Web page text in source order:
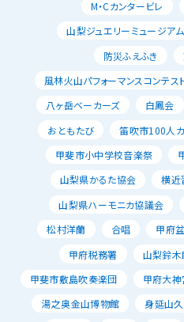
M・Cカンタービレ
山梨ジュエリーミュージアム
防災ふえふき
風林火山パフォーマンスコンテス
八ヶ岳ベーカーズ
白鳳会
おともたび
笛吹市100人
甲斐市小中学校音楽祭
山梨県かるた協会
横近
山梨県ハーモニカ協議会
松村洋蘭
合唱 甲府
甲府税務署
山梨鈴
甲斐市敷島吹奏楽団
甲府大
湯之奥金山博物館
身延山